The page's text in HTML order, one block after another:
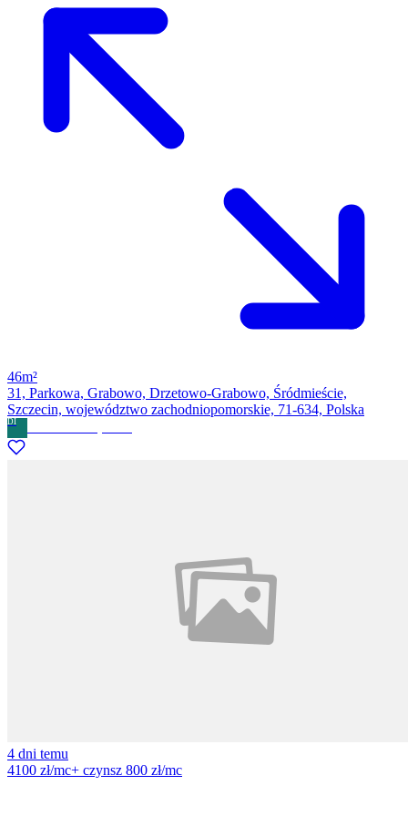
46m²
31, Parkowa, Grabowo, Drzetowo-Grabowo, Śródmieście,
Szczecin, województwo zachodniopomorskie, 71-634, Polska
DI
4 dni temu
4100 zł/mc+ czynsz 800 zł/mc